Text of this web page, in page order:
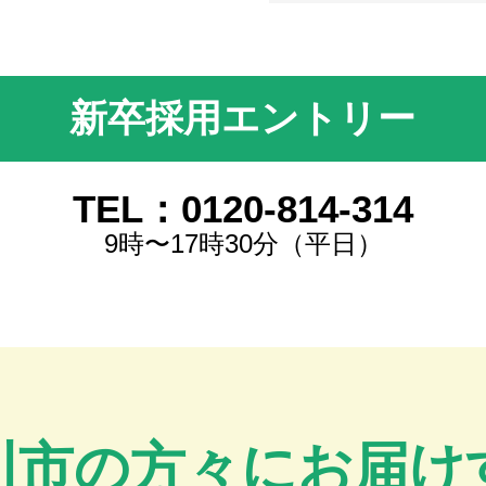
新卒採用エントリー
TEL：0120-814-314
9時〜17時30分（平日）
市の方々にお届け